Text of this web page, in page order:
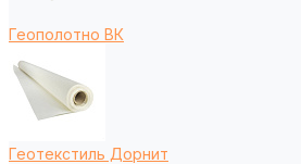
Геополотно ВК
Геотекстиль Дорнит